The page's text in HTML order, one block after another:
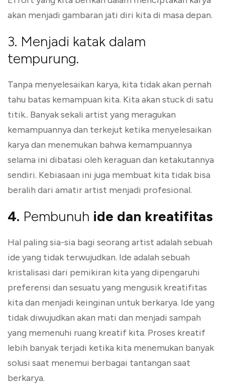
akan menjadi gambaran jati diri kita di masa depan.
3. Menjadi katak dalam
tempurung.
Tanpa menyelesaikan karya, kita tidak akan pernah
tahu batas kemampuan kita. Kita akan stuck di satu
titik.. Banyak sekali artist yang meragukan
kemampuannya dan terkejut ketika menyelesaikan
karya dan menemukan bahwa kemampuannya
selama ini dibatasi oleh keraguan dan ketakutannya
sendiri. Kebiasaan ini juga membuat kita tidak bisa
beralih dari amatir artist menjadi profesional.
4. Pembunuh ide dan kreatifitas
Hal paling sia-sia bagi seorang artist adalah sebuah
ide yang tidak terwujudkan. Ide adalah sebuah
kristalisasi dari pemikiran kita yang dipengaruhi
preferensi dan sesuatu yang mengusik kreatifitas
kita dan menjadi keinginan untuk berkarya. Ide yang
tidak diwujudkan akan mati dan menjadi sampah
yang memenuhi ruang kreatif kita. Proses kreatif
lebih banyak terjadi ketika kita menemukan banyak
solusi saat menemui berbagai tantangan saat
berkarya.